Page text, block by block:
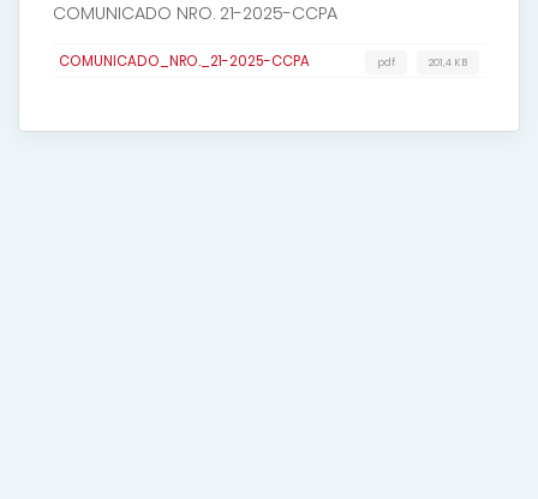
COMUNICADO NRO. 21-2025-CCPA
COMUNICADO_NRO._21-2025-CCPA 201,4 KB
pdf